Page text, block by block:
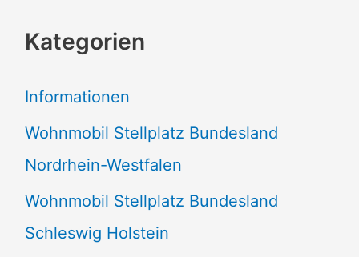
h
n
n
a
c
h
Kategorien
Informationen
Wohnmobil Stellplatz Bundesland
Nordrhein-Westfalen
Wohnmobil Stellplatz Bundesland
Schleswig Holstein